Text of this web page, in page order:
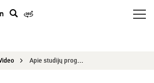
e
Apie studijų programą „Viešasis valdymas“ iš Cen...